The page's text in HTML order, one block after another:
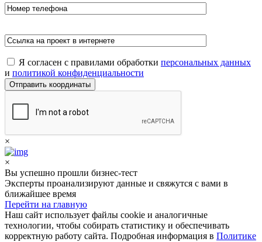
Я согласен c правилами обработки персональных данных
и политикой конфиденциальности
×
×
Вы успешно прошли бизнес-тест
Эксперты проанализируют данные и свяжутся с вами в
ближайшее время
Перейти на главную
Наш сайт использует файлы cookie и аналогичные
технологии, чтобы собирать статистику и обеспечивать
корректную работу сайта. Подробная информация в Политике